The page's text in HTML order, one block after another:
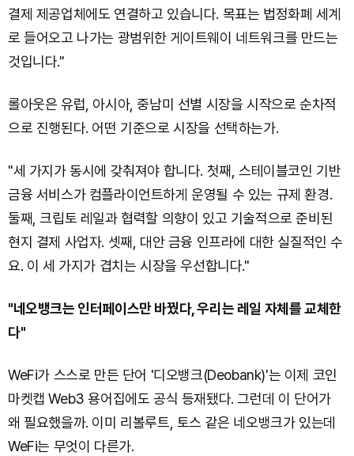
결제 제공업체에도 연결하고 있습니다. 목표는 법정화폐 세계
로 들어오고 나가는 광범위한 게이트웨이 네트워크를 만드는
것입니다."
롤아웃은 유럽, 아시아, 중남미 선별 시장을 시작으로 순차적
으로 진행된다. 어떤 기준으로 시장을 선택하는가.
"세 가지가 동시에 갖춰져야 합니다. 첫째, 스테이블코인 기반
금융 서비스가 컴플라이언트하게 운영될 수 있는 규제 환경.
둘째, 크립토 레일과 협력할 의향이 있고 기술적으로 준비된
현지 결제 사업자. 셋째, 대안 금융 인프라에 대한 실질적인 수
요. 이 세 가지가 겹치는 시장을 우선합니다."
"네오뱅크는 인터페이스만 바꿨다, 우리는 레일 자체를 교체한
다"
WeFi가 스스로 만든 단어 '디오뱅크(Deobank)'는 이제 코인
마켓캡 Web3 용어집에도 공식 등재됐다. 그런데 이 단어가
왜 필요했을까. 이미 리볼루트, 토스 같은 네오뱅크가 있는데
WeFi는 무엇이 다른가.